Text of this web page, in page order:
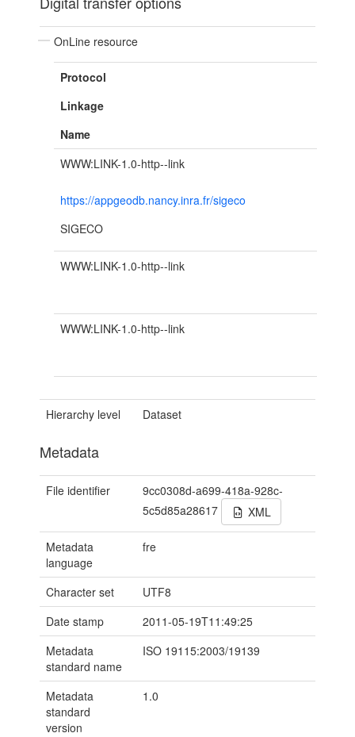
OnLine resource
Protocol
Linkage
Name
WWW:LINK-1.0-http--link
https://appgeodb.nancy.inra.fr/sigeco
SIGECO
WWW:LINK-1.0-http--link
WWW:LINK-1.0-http--link
Hierarchy level Dataset
Metadata
File identifier
9cc0308d-a699-418a-928c-
5c5d85a28617
XML
Metadata
language
fre
Character set
UTF8
Date stamp
2011-05-19T11:49:25
Metadata
standard name
ISO 19115:2003/19139
Metadata
standard
version
1.0